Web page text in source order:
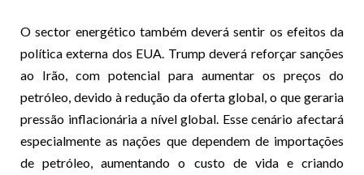
O sector energético também deverá sentir os efeitos da
política externa dos EUA. Trump deverá reforçar sanções
ao Irão, com potencial para aumentar os preços do
petróleo, devido à redução da oferta global, o que geraria
pressão inflacionária a nível global. Esse cenário afectará
especialmente as nações que dependem de importações
de petróleo, aumentando o custo de vida e criando